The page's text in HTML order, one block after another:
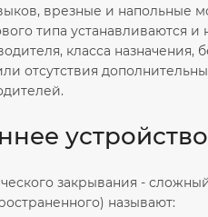
врезные и напольные
типа
класса назначения,
отсутствия
устройство
закрывания -
называют: